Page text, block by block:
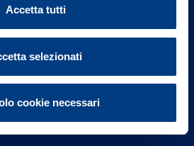
Accetta tutti
selezionati
cookie necessari